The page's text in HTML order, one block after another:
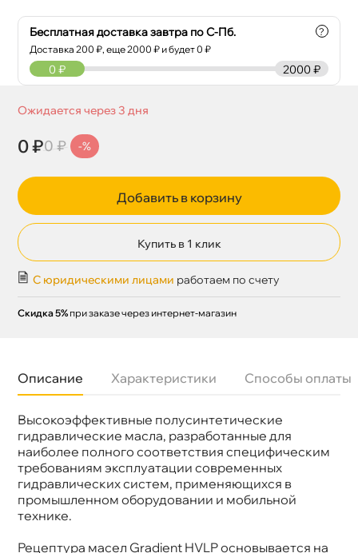
Бесплатная доставка завтра по С-Пб.
Доставка200 ₽, еще2000 ₽ и будет 0 ₽
?
2000 ₽
0 ₽
Ожидается через 3 дня
0 ₽0 ₽ -%
Добавить в корзину
Купить в 1 клик
С юридическими лицами работаем по счету
Скидка 5% при заказе через интернет-магазин
Описание Характеристики Способы оплаты
ысокоэффективные полусинтетические
идравлические масла, разработанные для
наиболее полного соответствия специфическим
требованиям эксплуатации современных
идравлических систем, применяющихся
промышленном оборудовании и мобильной
технике.
Рецептура масел Gradient HVLP основывается на
язкость
ISO 46
NEFTESINTEZ
Тип масла
Минеральное
Спецификации
DIN 51524-2
Объем
180к
Применение
Гидравлика